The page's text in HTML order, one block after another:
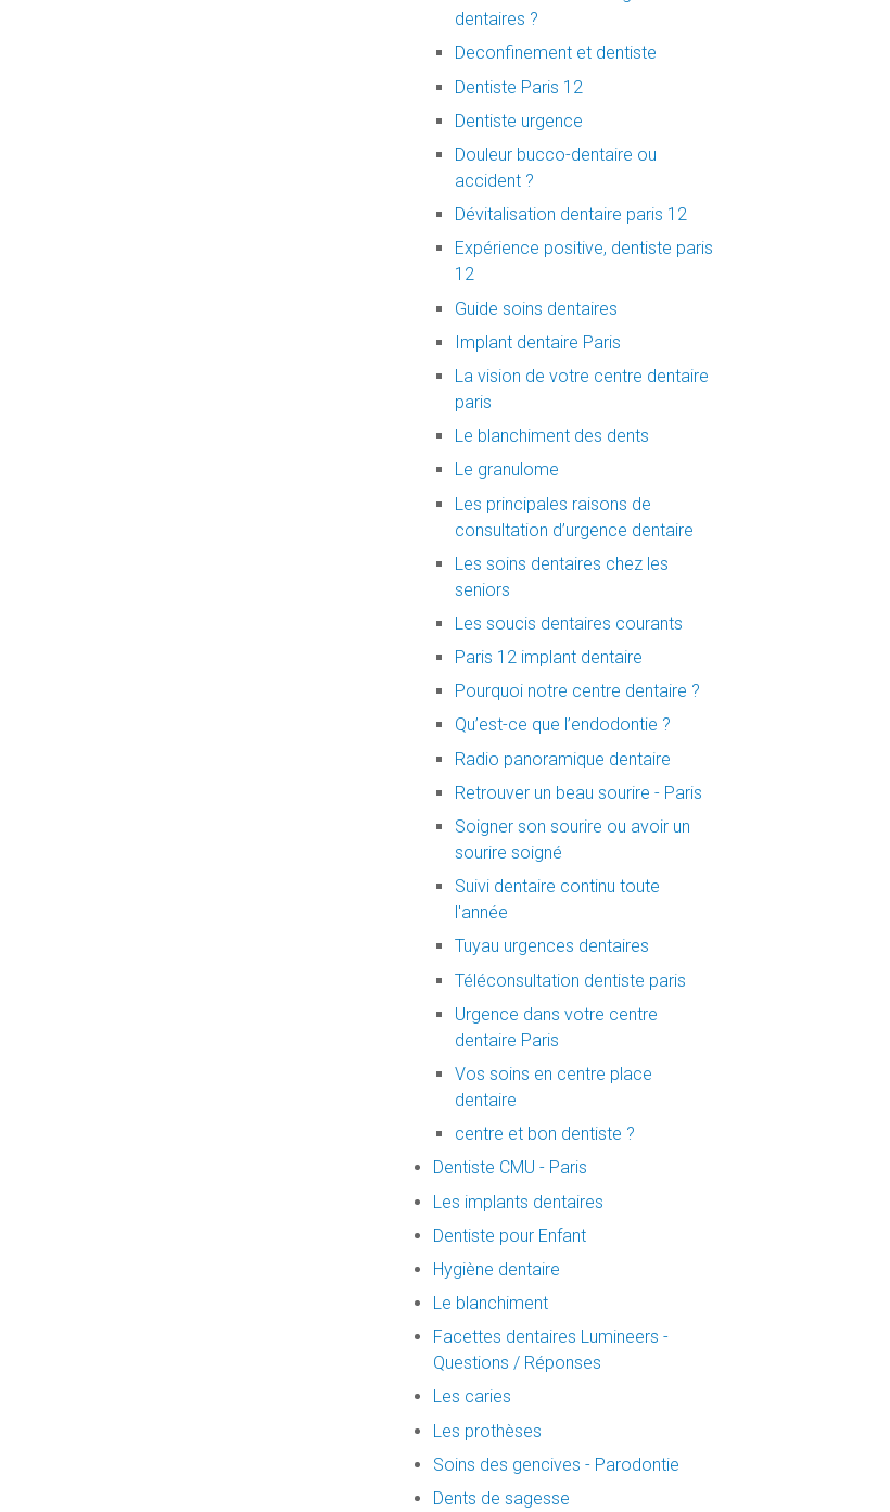
dentaires ?
Deconfinement et dentiste
Dentiste Paris 12
Dentiste urgence
Douleur bucco-dentaire ou
accident ?
Dévitalisation dentaire paris 12
Expérience positive, dentiste paris
12
Guide soins dentaires
Implant dentaire Paris
La vision de votre centre dentaire
paris
Le blanchiment des dents
Le granulome
Les principales raisons de
consultation d’urgence dentaire
Les soins dentaires chez les
seniors
Les soucis dentaires courants
Paris 12 implant dentaire
Pourquoi notre centre dentaire ?
Qu’est-ce que l’endodontie ?
Radio panoramique dentaire
Retrouver un beau sourire - Paris
Soigner son sourire ou avoir un
sourire soigné
Suivi dentaire continu toute
l'année
Tuyau urgences dentaires
Téléconsultation dentiste paris
Urgence dans votre centre
dentaire Paris
Vos soins en centre place
dentaire
centre et bon dentiste ?
Dentiste CMU - Paris
Les implants dentaires
Dentiste pour Enfant
Hygiène dentaire
Le blanchiment
Facettes dentaires Lumineers -
Questions / Réponses
Les caries
Les prothèses
Soins des gencives - Parodontie
Dents de sagesse